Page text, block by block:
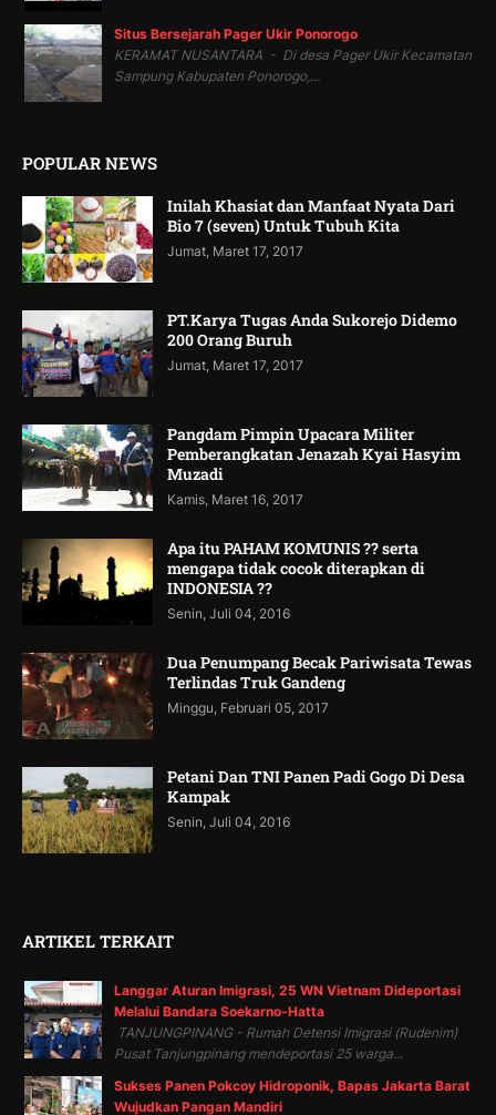
Situs Bersejarah Pager Ukir Ponorogo
KERAMAT NUSANTARA - Di desa Pager Ukir Kecamatan
Sampung Kabupaten Ponorogo,...
POPULAR NEWS
Inilah Khasiat dan Manfaat Nyata Dari
Bio 7 (seven) Untuk Tubuh Kita
Jumat, Maret 17, 2017
PT.Karya Tugas Anda Sukorejo Didemo
200 Orang Buruh
Jumat, Maret 17, 2017
Pangdam Pimpin Upacara Militer
Pemberangkatan Jenazah Kyai Hasyim
Muzadi
Kamis, Maret 16, 2017
Apa itu PAHAM KOMUNIS ?? serta
mengapa tidak cocok diterapkan di
INDONESIA ??
Senin, Juli 04, 2016
Dua Penumpang Becak Pariwisata Tewas
Terlindas Truk Gandeng
Minggu, Februari 05, 2017
Petani Dan TNI Panen Padi Gogo Di Desa
Kampak
Senin, Juli 04, 2016
ARTIKEL TERKAIT
Langgar Aturan Imigrasi, 25 WN Vietnam Dideportasi
Melalui Bandara Soekarno-Hatta
TANJUNGPINANG - Rumah Detensi Imigrasi (Rudenim)
Pusat Tanjungpinang mendeportasi 25 warga...
Sukses Panen Pokcoy Hidroponik, Bapas Jakarta Barat
Wujudkan Pangan Mandiri